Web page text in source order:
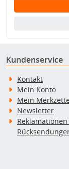
Kundenservice
Kontakt
Mein Konto
Mein
Newsletter